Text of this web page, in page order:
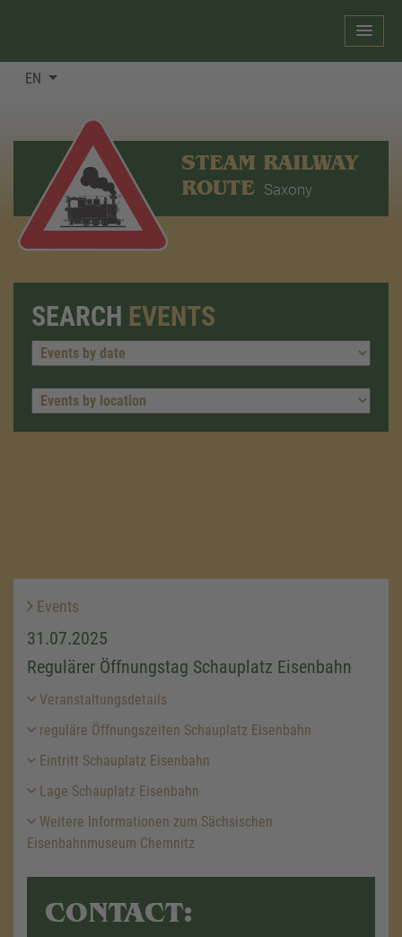
EN
STEAM RAILWAY
ROUTE Saxony
SEARCH EVENTS
Events
31.07.2025
Regulärer Öffnungstag Schauplatz Eisenbahn
Veranstaltungsdetails
reguläre Öffnungszeiten Schauplatz Eisenbahn
Eintritt Schauplatz Eisenbahn
Lage Schauplatz Eisenbahn
Weitere Informationen zum Sächsischen
Eisenbahnmuseum Chemnitz
CONTACT: